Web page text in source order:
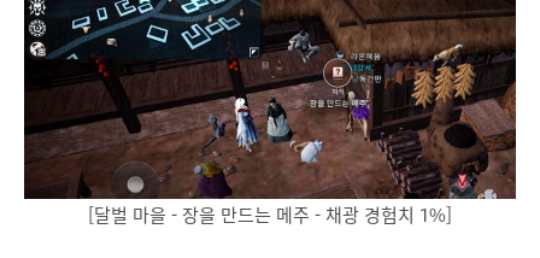
[달벌 마을 - 장을 만드는 메주 - 채광 경험치 1%]